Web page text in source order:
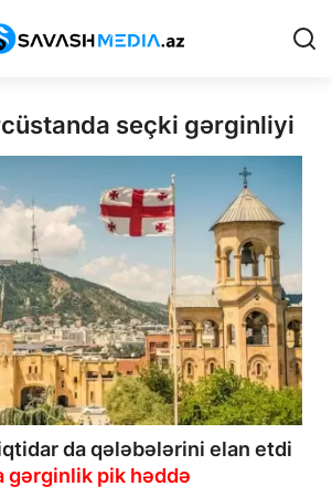
seçki gərginliyi
da qələbələrini elan etdi
gərginlik pik həddə